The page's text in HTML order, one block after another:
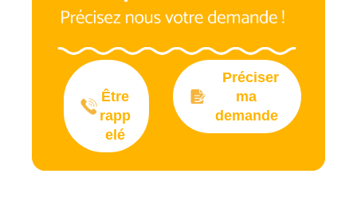
Être
rapp
elé
Préciser
ma
demande